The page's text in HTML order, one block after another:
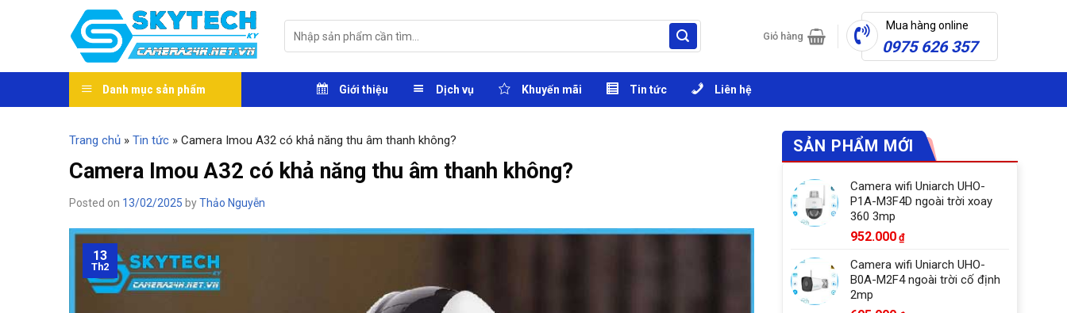
kiếm:
Giỏ hàng
Mua hàng online
0975 626 357
Danh mục sản phẩm Giới thiệu Dịch vụ Khuyến mãi Tin tức Liên hệ
Trang chủ » Tin tức » Camera Imou A32 có khả năng thu âm thanh không?
Camera Imou A32 có khả năng thu âm thanh không?
Posted on 13/02/2025 byThảo Nguyễn
13
Th2
SẢN PHẨM MỚI
Camera wifi Uniarch UHO-
P1A-M3F4D ngoài trời xoay
360 3mp
952.000 ₫
Camera wifi Uniarch UHO-
B0A-M2F4 ngoài trời cố định
2mp